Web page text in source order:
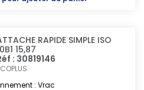
RAPIDE SIMPLE ISO
15,87
: 30819146
: Vrac